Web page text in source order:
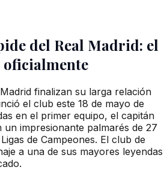
del Real Madrid: el
finalizan su larga relación
el club este 18 de mayo de
en el primer equipo, el capitán
impresionante palmarés de 27
de Campeones. El club de
a una de sus mayores leyendas